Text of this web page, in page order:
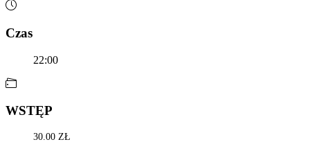
Czas
22:00
WSTĘP
30.00 ZŁ